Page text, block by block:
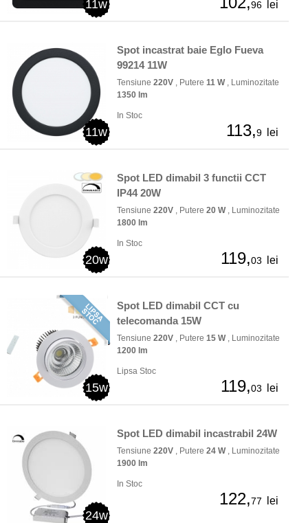
11w 96 lei
11w
Spot incastrat baie Eglo Fueva
99214 11W
Tensiune 220V , Putere 11 W, Luminozitate
1350 lm
In Stoc
113,9 lei
20w
Spot LED dimabil 3 functii CCT
IP44 20W
Tensiune 220V , Putere 20 W, Luminozitate
1800 lm
In Stoc
119,03 lei
15w
Spot LED dimabil CCT cu
telecomanda 15W
Tensiune 220V , Putere 15 W, Luminozitate
1200 lm
Lipsa Stoc
119,03 lei
24w
Spot LED dimabil incastrabil 24W
Tensiune 220V , Putere 24 W, Luminozitate
1900 lm
In Stoc
122,77 lei